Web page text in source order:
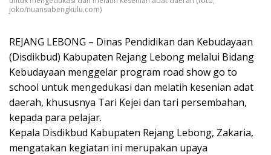
joko/nuansabengkulu.com)
REJANG LEBONG – Dinas Pendidikan dan Kebudayaan
(Disdikbud) Kabupaten Rejang Lebong melalui Bidang
Kebudayaan menggelar program road show go to
school untuk mengedukasi dan melatih kesenian adat
daerah, khususnya Tari Kejei dan tari persembahan,
kepada para pelajar.
Kepala Disdikbud Kabupaten Rejang Lebong, Zakaria,
mengatakan kegiatan ini merupakan upaya